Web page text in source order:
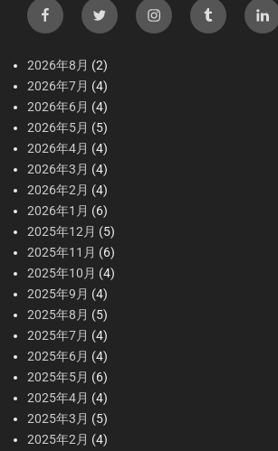
2026年8月 (2)
2026年7月 (4)
2026年6月 (4)
2026年5月 (5)
2026年4月 (4)
2026年3月 (4)
2026年2月 (4)
2026年1月 (6)
2025年12月 (5)
2025年11月 (6)
2025年10月 (4)
2025年9月 (4)
2025年8月 (5)
2025年7月 (4)
2025年6月 (4)
2025年5月 (6)
2025年4月 (4)
2025年3月 (5)
2025年2月 (4)